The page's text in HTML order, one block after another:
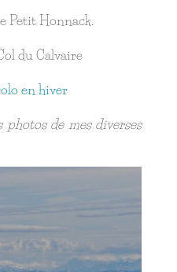
Petit Honnack.
du Calvaire
en hiver
de mes diverses